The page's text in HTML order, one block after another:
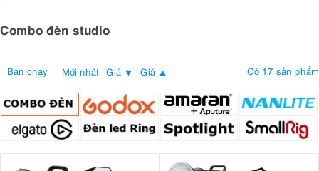
Combo đèn studio
Bán chạy Mới nhất Giá Giá Có 17 sản phẩm